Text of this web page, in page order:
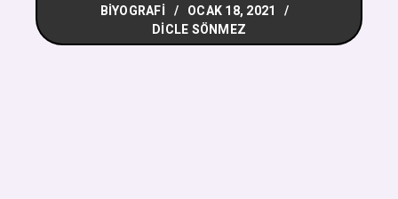
rolleriyle tanınıyor. Altı yaşından bu yana
oyunculuk ve şan dersleri alıyor. İlk
BIYOGRAFI
OCAK 18, 2021
DICLE SÖNMEZ